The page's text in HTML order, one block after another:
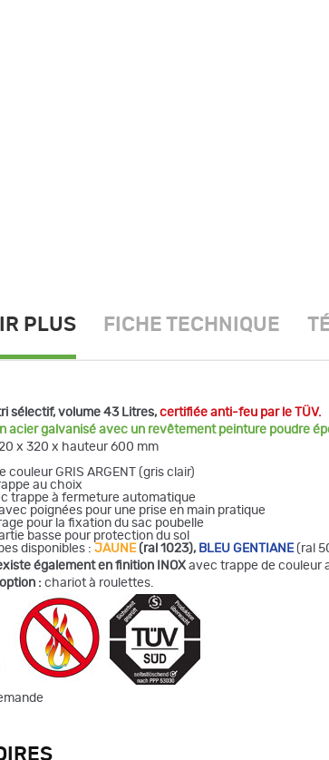
PLUS FICHE TECHNIQUE
sélectif, volume 43 Litres, certifiée anti-feu par le TÜV.
acier galvanisé avec un revêtement peinture poudre
x 320 x hauteur 600 mm
couleur GRIS ARGENT (gris clair)
au choix
trappe à fermeture automatique
poignées pour une prise en main pratique
pour la fixation du sac poubelle
basse pour protection du sol
disponibles : JAUNE(ral 1023), BLEU GENTIANE(ral
également en finition INOX avec trappe de couleur
: chariot à roulettes.